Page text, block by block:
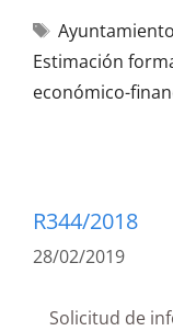
Estimación
económico-
R344/2018
28/02/2019
Solicitud de